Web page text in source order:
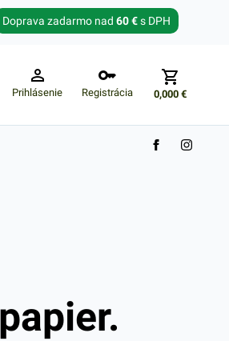
Doprava zadarmo nad 60 €s DPH
Prihlásenie Registrácia 0,000€
heslo?